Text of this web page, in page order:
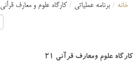
خانه / برنامه عملیاتی / کارگاه علوم و معارف قرآنی
کارگاه علوم ومعارف قرآنی 21